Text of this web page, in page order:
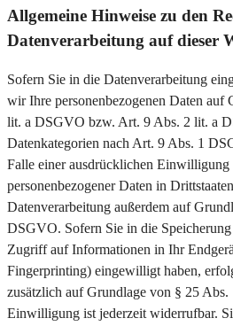
Allgemeine Hinweise zu den
Datenverarbeitung auf dieser
Sofern Sie in die Datenverarbeitung
wir Ihre personenbezogenen Daten auf
lit. a DSGVO bzw. Art. 9 Abs. 2 lit. a
Datenkategorien nach Art. 9 Abs. 1
Falle einer ausdrücklichen Einwilligung
personenbezogener Daten in
Datenverarbeitung außerdem auf
DSGVO. Sofern Sie in die
Zugriff auf Informationen in Ihr
Fingerprinting) eingewilligt haben,
zusätzlich auf Grundlage von § 25
Einwilligung ist jederzeit widerrufbar.